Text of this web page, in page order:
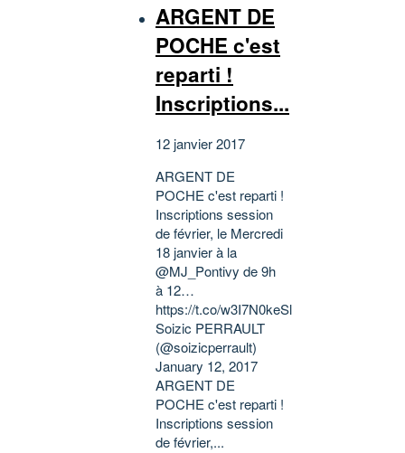
ARGENT DE
POCHE c'est
reparti !
Inscriptions...
12 janvier 2017
ARGENT DE
POCHE c'est reparti !
Inscriptions session
de février, le Mercredi
18 janvier à la
@MJ_Pontivy de 9h
à 12…
https://t.co/w3I7N0keSl
Soizic PERRAULT
(@soizicperrault)
January 12, 2017
ARGENT DE
POCHE c'est reparti !
Inscriptions session
de février,...